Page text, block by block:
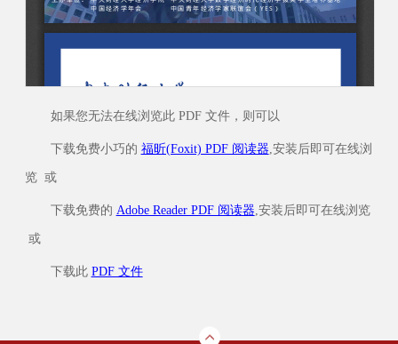
如果您无法在线浏览此 PDF 文件，则可以
下载免费小巧的 福昕(Foxit) PDF 阅读器 ,安装后即可在线浏
览 或
下载免费的 Adobe Reader PDF 阅读器 ,安装后即可在线浏览
或
下载此 PDF 文件